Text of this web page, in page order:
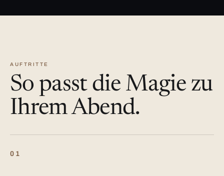
AUFTRITTE
So passt die Magie zu
Ihrem Abend.
01